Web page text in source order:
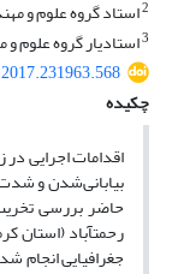
2استاد گروه علوم و
3استاد‏یار گروه علوم
چکیده
اقدامات اجرایی
بیابانی‌شدن و
حاضر بررسی
جغرافیایی انجام